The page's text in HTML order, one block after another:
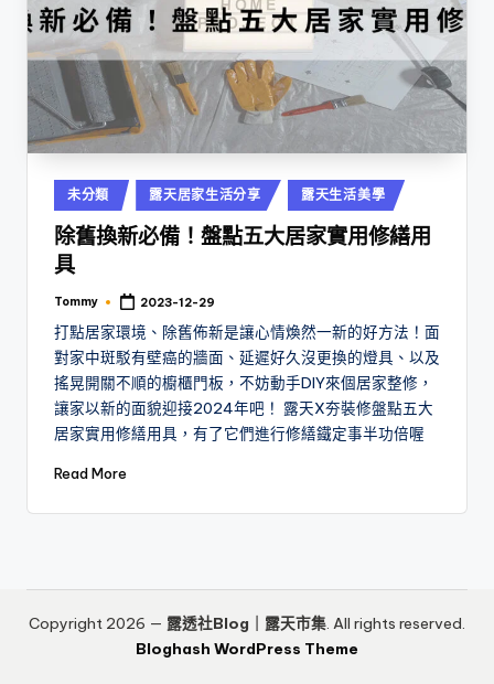
Posted
in
未分類 露天居家生活分享 露天生活美學
除舊換新必備！盤點五大居家實用修繕用
具
Posted
Tommy 2023-12-29
打點居家環境、除舊佈新是讓心情煥然一新的好方法！面
對家中斑駁有壁癌的牆面、延遲好久沒更換的燈具、以及
搖晃開關不順的櫥櫃門板，不妨動手DIY來個居家整修，
讓家以新的面貌迎接2024年吧！ 露天X夯裝修盤點五大
居家實用修繕用具，有了它們進行修繕鐵定事半功倍喔
Read More
Copyright 2026 — 露透社Blog｜露天市集. All rights reserved.
Bloghash WordPress Theme